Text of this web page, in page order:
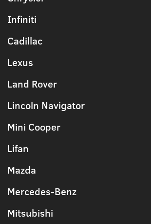
Infiniti
Cadillac
Lexus
Land Rover
Lincoln Navigator
Mini Cooper
Lifan
Mazda
Mercedes-Benz
Mitsubishi